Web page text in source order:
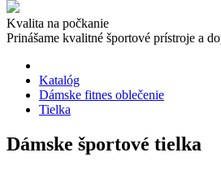
Kvalita na počkanie
Prinášame kvalitné športové prístroje a
Katalóg
Dámske fitnes oblečenie
Tielka
Dámske športové tielka